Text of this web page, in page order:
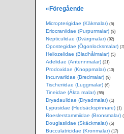
«Föregående
Micropterigidae (Käkmalar) (5)
Eriocraniidae (Purpurmalar) (8)
Nepticulidae (Dvärgmalar) (92)
Opostegidae (Ögonlocksmalar)
Heliozelidae (Bladhålmalar) (5)
Adelidae (Antennmalar) (21)
Prodoxidae (Knoppmalar) (10)
Incurvariidae (Bredmalar) (9)
Tischeriidae (Luggmalar) (6)
Tineidae (Äkta malar) (55)
Dryadaulidae (Dryadmalar) (1)
Lypusidae (Hedsäckspinnare) (1)
Roeslerstammiidae (Bronsmalar)
Douglasiidae (Skäckmalar) (5)
Bucculatricidae (Kronmalar) (17)